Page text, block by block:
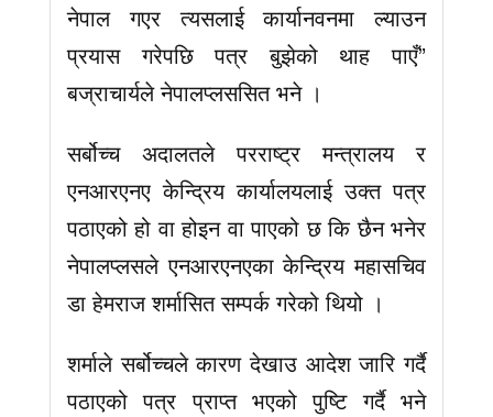
नेपाल गएर त्यसलाई कार्यानवनमा ल्याउन
प्रयास गरेपछि पत्र बुझेको थाह पाएँ”
बज्राचार्यले नेपालप्लससित भने ।
सर्बोच्च अदालतले परराष्ट्र मन्त्रालय र
एनआरएनए केन्द्रिय कार्यालयलाई उक्त पत्र
पठाएको हो वा होइन वा पाएको छ कि छैन भनेर
नेपालप्लसले एनआरएनएका केन्द्रिय महासचिव
डा हेमराज शर्मासित सम्पर्क गरेको थियो ।
शर्माले सर्बोच्चले कारण देखाउ आदेश जारि गर्दै
पठाएको पत्र प्राप्त भएको पुष्टि गर्दै भने